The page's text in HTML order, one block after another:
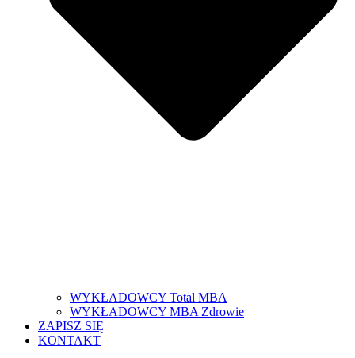
WYKŁADOWCY Total MBA
WYKŁADOWCY MBA Zdrowie
ZAPISZ SIĘ
KONTAKT